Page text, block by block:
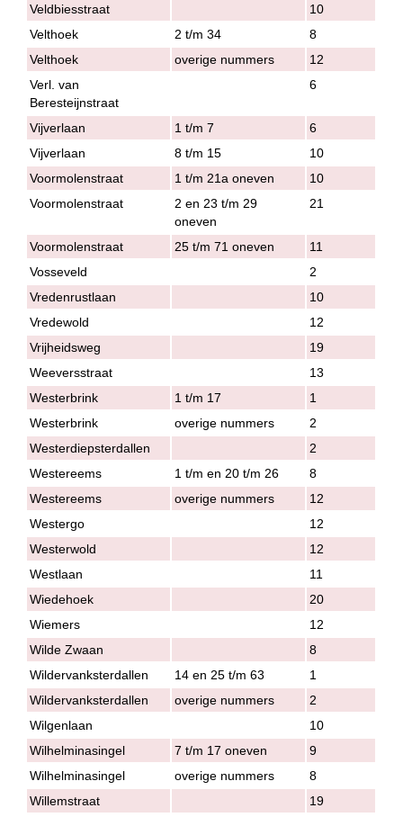
Veldbiesstraat
10
Velthoek
2 t/m 34
8
Velthoek
overige nummers
12
Verl. van
Beresteijnstraat
6
Vijverlaan 1 t/m 7
6
Vijverlaan
8 t/m 15
10
Voormolenstraat
1 t/m 21a oneven
10
Voormolenstraat
2 en 23 t/m 29
oneven
21
Voormolenstraat 25 t/m 71 oneven
11
Vosseveld
2
Vredenrustlaan
10
Vredewold
12
Vrijheidsweg
19
Weeversstraat
13
Westerbrink
1 t/m 17
1
Westerbrink
overige nummers
2
Westerdiepsterdallen
2
Westereems
1 t/m en 20 t/m 26
8
Westereems
overige nummers
12
Westergo
12
Westerwold
12
Westlaan
11
Wiedehoek
20
Wiemers
12
Wilde Zwaan
8
Wildervanksterdallen
14 en 25 t/m 63
1
Wildervanksterdallen
overige nummers
2
Wilgenlaan
10
Wilhelminasingel
7 t/m 17 oneven
9
Wilhelminasingel
overige nummers
8
Willemstraat
19